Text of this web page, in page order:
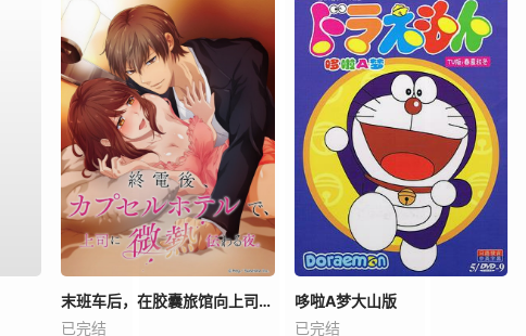
末班车后，在胶囊旅馆向上司传递微热的夜晚
已完结
哆啦A梦大山版
已完结